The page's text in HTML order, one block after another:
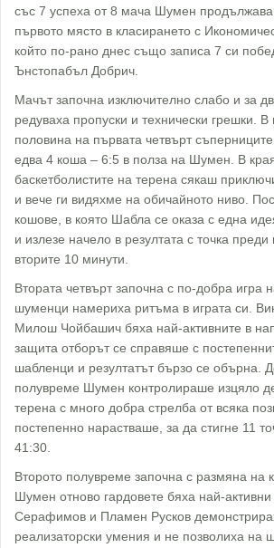
със 7 успеха от 8 мача Шумен
първото място в класирането с
който по-рано днес също записа 7 си
Ънстопабъл Добрич.
Мачът започна изключително слабo и за
редуваха пропуски и технически грешки.
половина на първата четвърт
едва 4 коша – 6:5 в полза на Шумен. В
баскетболистите на терена сякаш
и вече ги видяхме на обичайното ниво.
кошове, в която Шабла се оказа с една
и излезе начело в резултата с точка
вторите 10 минути.
Втората четвърт започна с по-добра игра
шуменци намериха ритъма в играта си.
Милош Чойбашич бяха най-активните в
защита отборът се справяше с
шабленци и резултатът бързо се обърна.
полувреме Шумен контролираше изцяло
терена с много добра стрелба от всяка
постепенно нарастваше, за да стигне 11
41:30.
Второто полувреме започна с размяна на
Шумен отново гардовете бяха най-
Серафимов и Пламен Русков
реализаторски умения и не позволиха на